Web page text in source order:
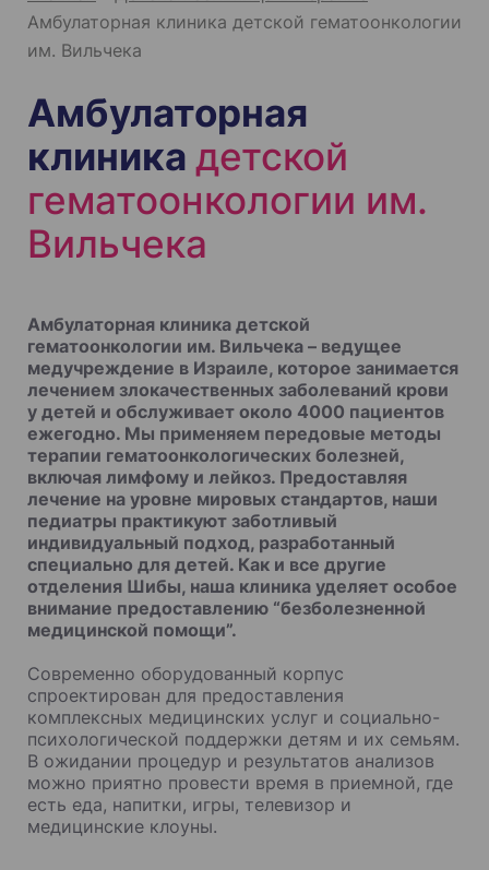
Амбулаторная клиника детской гематоонкологии
им. Вильчека
Амбулаторная
клиника детской
гематоонкологии им.
Вильчека
Амбулаторная клиника детской
гематоонкологии им. Вильчека – ведущее
медучреждение в Израиле, которое занимается
лечением злокачественных заболеваний крови
у детей и обслуживает около 4000 пациентов
ежегодно. Мы применяем передовые методы
терапии гематоонкологических болезней,
включая лимфому и лейкоз. Предоставляя
лечение на уровне мировых стандартов, наши
педиатры практикуют заботливый
индивидуальный подход, разработанный
специально для детей. Как и все другие
отделения Шибы, наша клиника уделяет особое
внимание предоставлению “безболезненной
медицинской помощи”.
Современно оборудованный корпус
спроектирован для предоставления
комплексных медицинских услуг и социально-
психологической поддержки детям и их семьям.
В ожидании процедур и результатов анализов
можно приятно провести время в приемной, где
есть еда, напитки, игры, телевизор и
медицинские клоуны.